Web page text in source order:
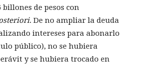
de pesos con
. De no ampliar la deuda
intereses para abonarlo
público), no se hubiera
y se hubiera trocado en